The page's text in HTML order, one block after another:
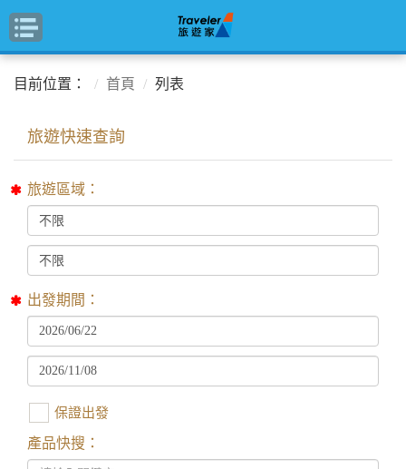
目前位置： 首頁 列表
旅遊區域：
出發期間：
保證出發
產品快搜：